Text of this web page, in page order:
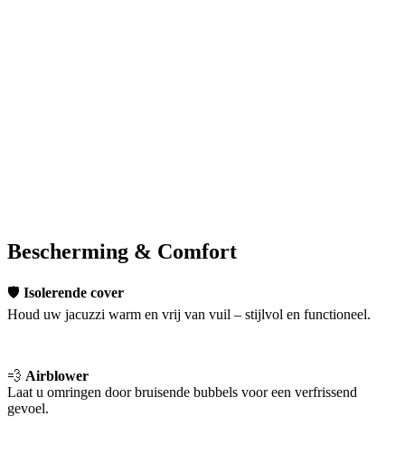
Bescherming & Comfort
🛡 Isolerende cover
Houd uw jacuzzi warm en vrij van vuil – stijlvol en functioneel.
💨 Airblower
Laat u omringen door bruisende bubbels voor een verfrissend
gevoel.